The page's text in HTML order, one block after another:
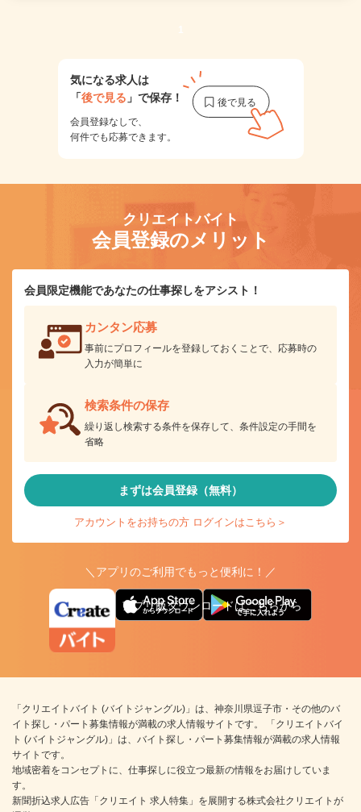
1
気になる求人は
「後で見る 」で保存！
会員登録なしで、
何件でも応募できます。
クリエイトバイト
会員登録のメリット
会員限定機能であなたの仕事探しをアシスト！
カンタン応募
事前にプロフィールを登録しておくことで、応募時の
入力が簡単に
検索条件の保存
繰り返し検索する条件を保存して、条件設定の手間を
省略
まずは会員登録（無料）
アカウントをお持ちの方 ログインはこちら＞
＼アプリのご利用でもっと便利に！／
アプリ版ダウンロードはこちらから
「クリエイトバイト (バイトジャングル)」は、神奈川県逗子市・その他のバ
イト探し・パート募集情報が満載の求人情報サイトです。 「クリエイトバイ
ト (バイトジャングル)」は、バイト探し・パート募集情報が満載の求人情報
サイトです。
地域密着をコンセプトに、仕事探しに役立つ最新の情報をお届けしていま
す。
新聞折込求人広告「クリエイト 求人特集」を展開する株式会社クリエイトが